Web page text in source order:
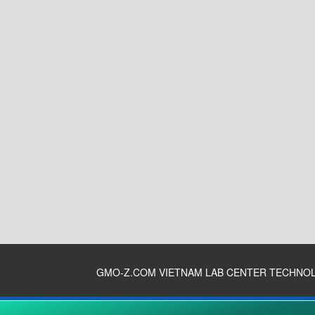
GMO-Z.COM VIETNAM LAB CENTER